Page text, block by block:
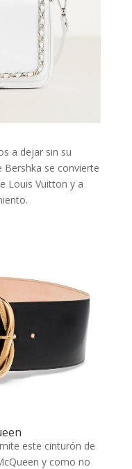
a dejar sin su
se convierte
Louis Vuitton y a
este cinturón de
y como no